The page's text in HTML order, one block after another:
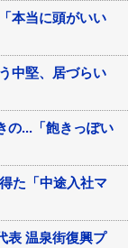
本当に頭がいい
中堅、居づらい
の...「飽きっぽい
た「中途入社マ
表 温泉街復興プ